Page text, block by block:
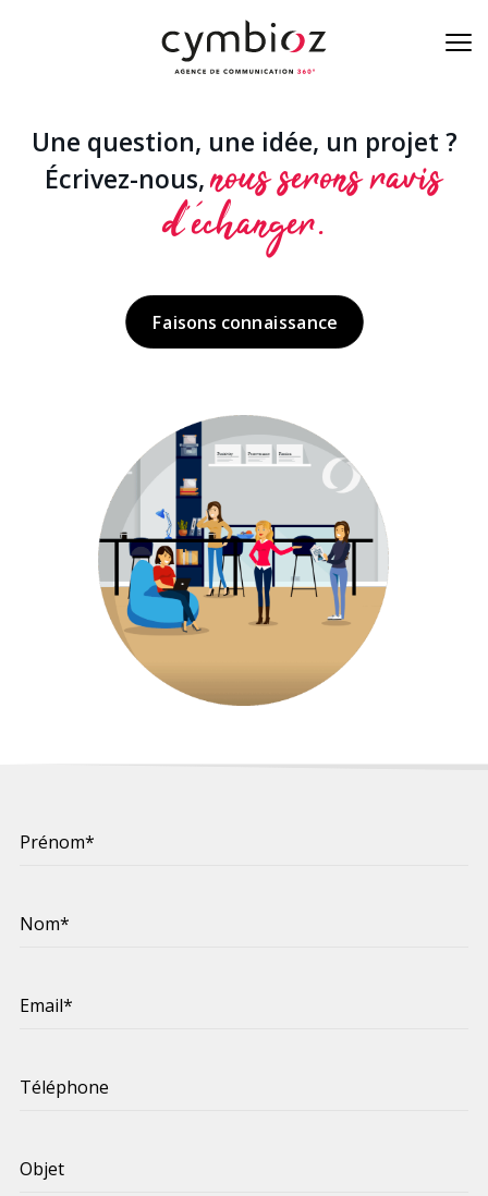
À la une de la cyber
L’équipe
Recherche
Une question, une idée, un projet ?
Écrivez-nous,nous serons ravis
d’échanger.
Faisons connaissance